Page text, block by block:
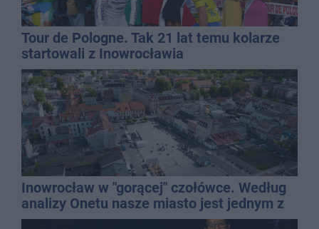
Tour de Pologne. Tak 21 lat temu kolarze
startowali z Inowrocławia
Inowrocław w "gorącej" czołówce. Według
analizy Onetu nasze miasto jest jednym z
najbardziej narażonych na upały